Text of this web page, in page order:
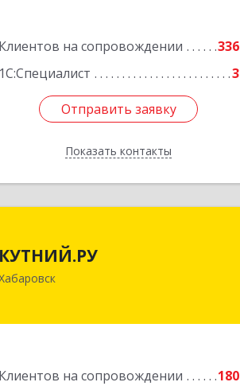
Клиентов на сопровождении
336
1С:Специалист
3
Отправить заявку
Показать контакты
Отправить заявку
Назад
КУТНИЙ.РУ
Клиентов на сопровождении
180
г, Шевчука ул, дом № 42, оф.505
Подробнее